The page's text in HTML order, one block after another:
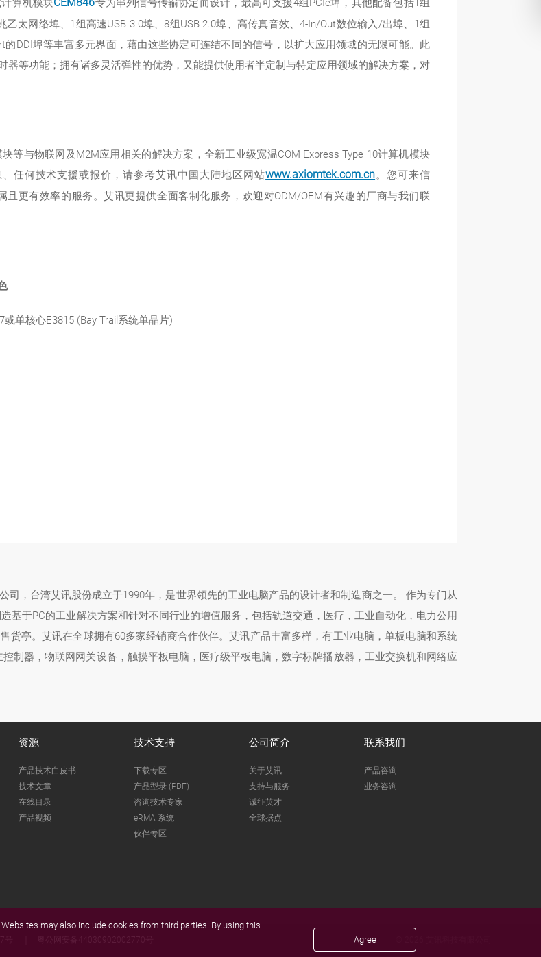
算机模块CEM846专为串列信号传输协定而设计，最高可支援4组PCIe埠，其他配备包括1组
乙太网络埠、1组高速USB 3.0埠、8组USB 2.0埠、高传真音效、4-In/Out数位输入/出埠、1组
的DDI埠等丰富多元界面，藉由这些协定可连结不同的信号，以扩大应用领域的无限可能。此
等功能；拥有诸多灵活弹性的优势，又能提供使用者半定制与特定应用领域的解决方案，对
等与物联网及M2M应用相关的解决方案，全新工业级宽温COM Express Type 10计算机模块
任何技术支援或报价，请参考艾讯中国大陆地区网站www.axiomtek.com.cn。您可来信
且更有效率的服务。艾讯更提供全面客制化服务，欢迎对ODM/OEM有兴趣的厂商与我们联
单核心E3815 (Bay Trail系统单晶片)
，台湾艾讯股份成立于1990年，是世界领先的工业电脑产品的设计者和制造商之一。 作为专门从
基于PC的工业解决方案和针对不同行业的增值服务，包括轨道交通，医疗，工业自动化，电力公用
货亭。艾讯在全球拥有60多家经销商合作伙伴。艾讯产品丰富多样，有工业电脑，单板电脑和系统
制器，物联网网关设备，触摸平板电脑，医疗级平板电脑，数字标牌播放器，工业交换机和网络应
资源
产品技术白皮书
技术文章
在线目录
产品视频
技术支持
下载专区
产品型录 (PDF)
咨询技术专家
eRMA 系统
伙伴专区
公司简介
关于艾讯
支持与服务
诚征英才
全球据点
联系我们
产品咨询
业务咨询
may also include cookies from third parties. By using this
Agree